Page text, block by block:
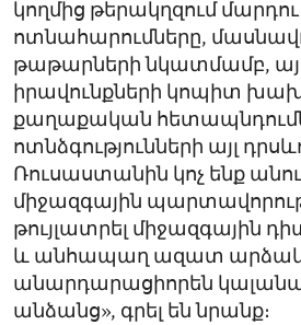
կողմից թերակղզում
ոտնահարումները,
թաթարների նկատմամբ,
իրավունքների կոպիտ
քաղաքական
ոտնձգությունների այլ
Ռուսաստանին կոչ ենք
միջազգային
թույլատրել միջազգային
և անհապաղ ազատ
անարդարացիորեն
անձանց», գրել են նրանք։